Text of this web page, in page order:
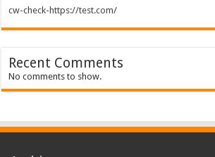
cw-check-https://test.com/
Recent Comments
No comments to show.